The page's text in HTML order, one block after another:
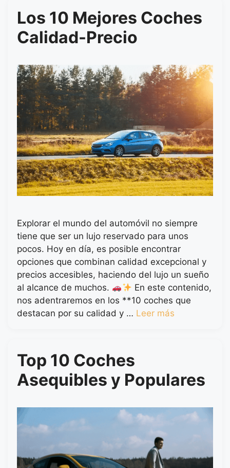
Los 10 Mejores Coches
Calidad-Precio
Explorar el mundo del automóvil no siempre
tiene que ser un lujo reservado para unos
pocos. Hoy en día, es posible encontrar
opciones que combinan calidad excepcional y
precios accesibles, haciendo del lujo un sueño
al alcance de muchos.
En este contenido,
nos adentraremos en los **10 coches que
destacan por su calidad y … Leer más
Top 10 Coches
Asequibles y Populares